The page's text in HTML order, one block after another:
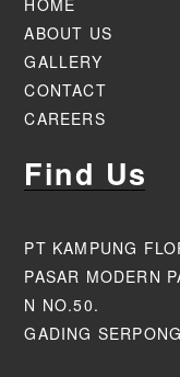
HOME
ABOUT US
GALLERY
CONTACT
CAREERS
Find Us
PT KAMPUNG
PASAR MODERN
N NO.50.
GADING